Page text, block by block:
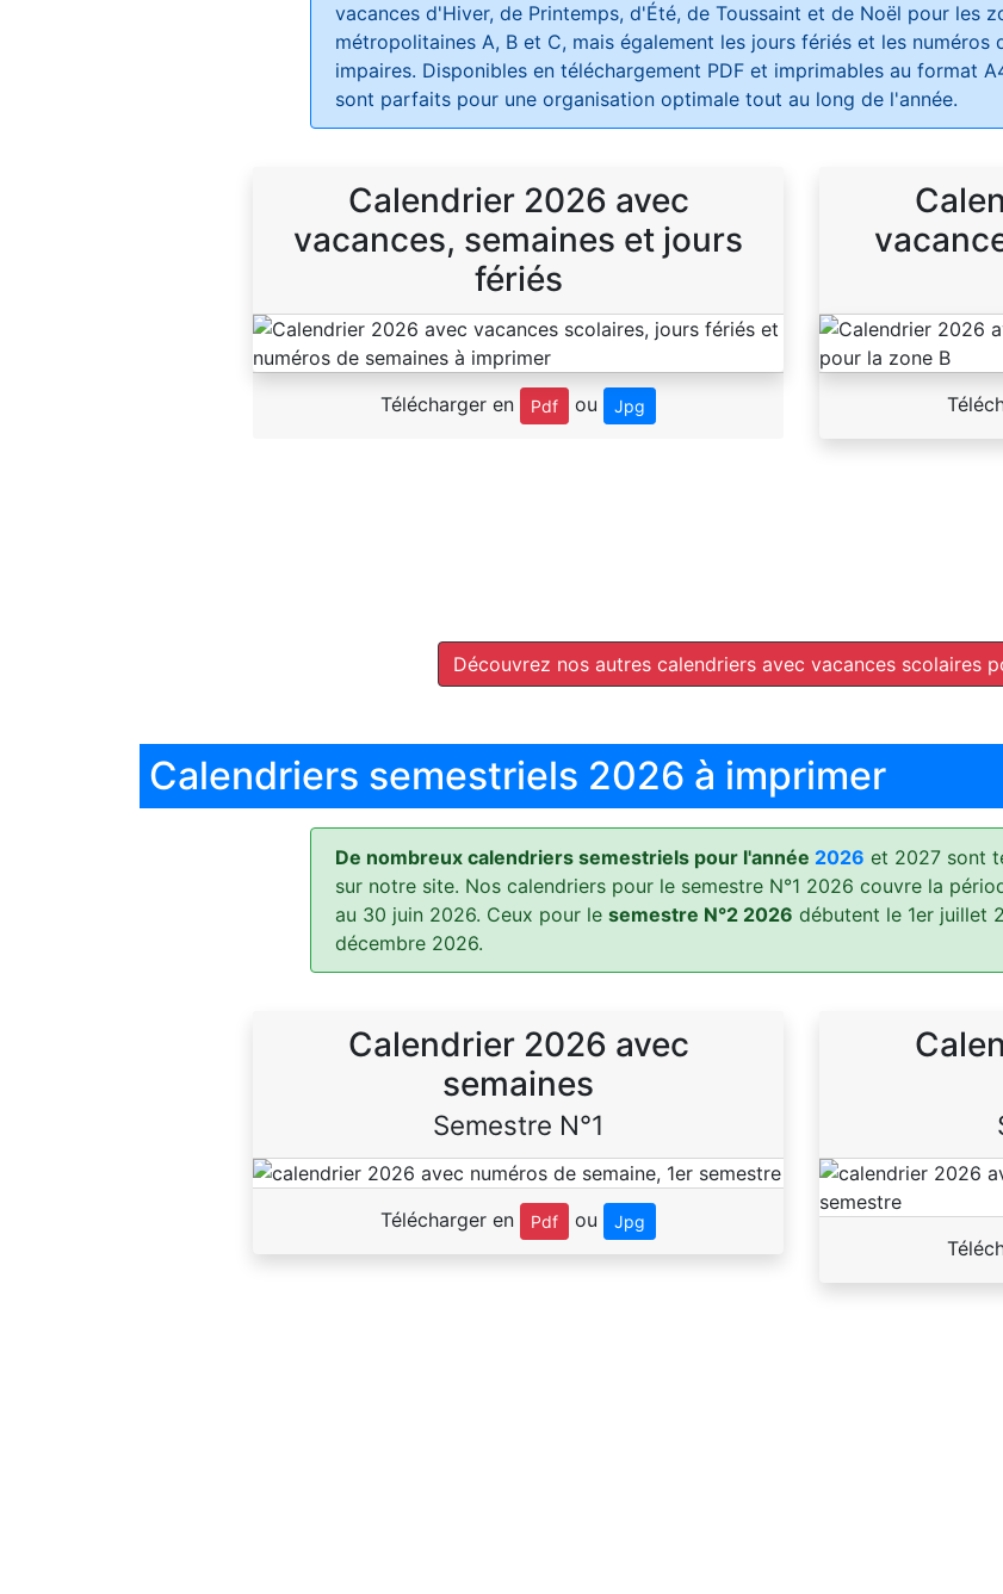
vacances d'Hiver, de Printemps, d'Été, de Toussaint et de Noël pour les
métropolitaines A, B et C, mais également les jours fériés et les numéros
impaires. Disponibles en téléchargement PDF et imprimables au format
sont parfaits pour une organisation optimale tout au long de l'année.
Calendrier 2026 avec
vacances, semaines et jours
fériés
Télécharger en Pdf ou Jpg
Découvrez nos autres calendriers avec vacances scolaires
Calendriers semestriels 2026 à imprimer
De nombreux calendriers semestriels pour l'année 2026 et 2027 sont
sur notre site. Nos calendriers pour le semestre N°1 2026 couvre la
au 30 juin 2026. Ceux pour le semestre N°2 2026 débutent le 1er juillet
décembre 2026.
Calendrier 2026 avec
semaines
Semestre N°1
Télécharger en Pdf ou Jpg